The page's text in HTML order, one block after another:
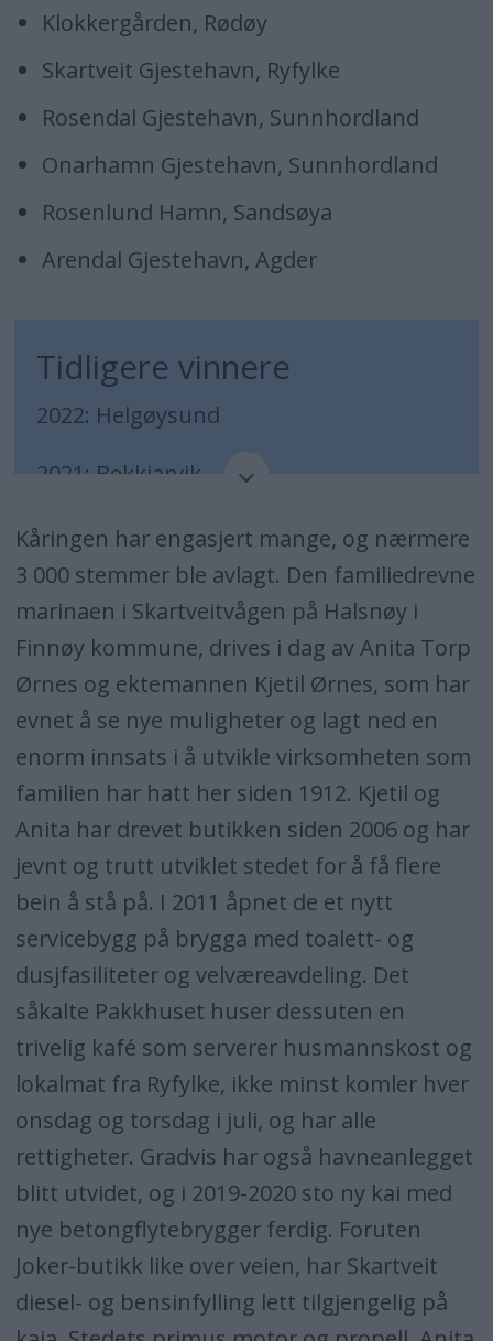
Klokkergården, Rødøy
Skartveit Gjestehavn, Ryfylke
Rosendal Gjestehavn, Sunnhordland
Onarhamn Gjestehavn, Sunnhordland
Rosenlund Hamn, Sandsøya
Arendal Gjestehavn, Agder
Tidligere vinnere
2022: Helgøysund
2021: Bekkjarvik
2018: Arendal gjestehavn
2016: Mandal gjestehavn
2015: Bekkjarvik
2014: Skartveit på Halsnøy
2013: Tønsberg
2012: Klokkergården på Rødøy
2011: Farsund
2010: Farsund
2009: Husnes
2008: Helgøysund
2007: Bekkjarvik
Kåringen har engasjert mange, og nærmere
3 000 stemmer ble avlagt. Den familiedrevne
marinaen i Skartveitvågen på Halsnøy i
Finnøy kommune, drives i dag av Anita Torp
Ørnes og ektemannen Kjetil Ørnes, som har
evnet å se nye muligheter og lagt ned en
enorm innsats i å utvikle virksomheten som
familien har hatt her siden 1912. Kjetil og
Anita har drevet butikken siden 2006 og har
jevnt og trutt utviklet stedet for å få flere
bein å stå på. I 2011 åpnet de et nytt
servicebygg på brygga med toalett- og
dusjfasiliteter og velværeavdeling. Det
såkalte Pakkhuset huser dessuten en
trivelig kafé som serverer husmannskost og
lokalmat fra Ryfylke, ikke minst komler hver
onsdag og torsdag i juli, og har alle
rettigheter. Gradvis har også havneanlegget
blitt utvidet, og i 2019-2020 sto ny kai med
nye betongflytebrygger ferdig. Foruten
Joker-butikk like over veien, har Skartveit
diesel- og bensinfylling lett tilgjengelig på